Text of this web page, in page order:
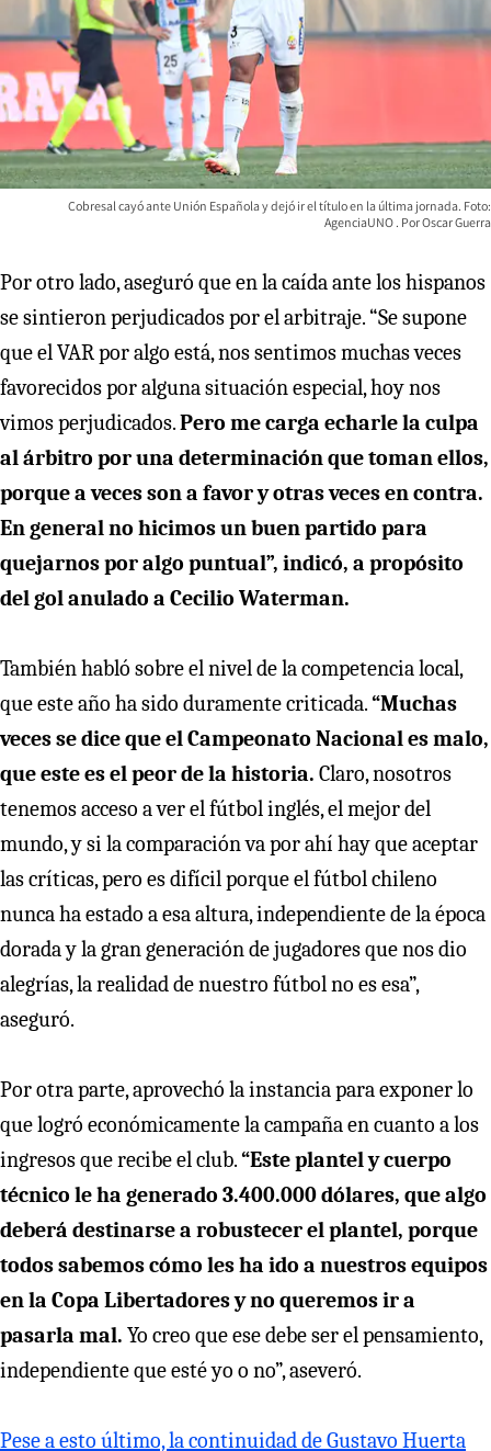
Cobresal cayó ante Unión Española y dejó ir el título en la última jornada. Foto:
AgenciaUNO
Oscar Guerra
Por otro lado, aseguró que en la caída ante los hispanos
se sintieron perjudicados por el arbitraje. “Se supone
que el VAR por algo está, nos sentimos muchas veces
favorecidos por alguna situación especial, hoy nos
vimos perjudicados.Pero me carga echarle la culpa
al árbitro por una determinación que toman ellos,
porque a veces son a favor y otras veces en contra.
En general no hicimos un buen partido para
quejarnos por algo puntual”, indicó, a propósito
del gol anulado a Cecilio Waterman.
También habló sobre el nivel de la competencia local,
que este año ha sido duramente criticada.“Muchas
veces se dice que el Campeonato Nacional es malo,
que este es el peor de la historia. Claro, nosotros
tenemos acceso a ver el fútbol inglés, el mejor del
mundo, y si la comparación va por ahí hay que aceptar
las críticas, pero es difícil porque el fútbol chileno
nunca ha estado a esa altura, independiente de la época
dorada y la gran generación de jugadores que nos dio
alegrías, la realidad de nuestro fútbol no es esa”,
aseguró.
Por otra parte, aprovechó la instancia para exponer lo
que logró económicamente la campaña en cuanto a los
ingresos que recibe el club.“Este plantel y cuerpo
técnico le ha generado 3.400.000 dólares, que algo
deberá destinarse a robustecer el plantel, porque
todos sabemos cómo les ha ido a nuestros equipos
en la Copa Libertadores y no queremos ir a
pasarla mal. Yo creo que ese debe ser el pensamiento,
independiente que esté yo o no”, aseveró.
Pese a esto último, la continuidad de Gustavo Huerta